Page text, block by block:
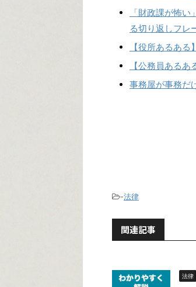
「財政課が怖
る切り返しフレ
【役所あるあ
【公務員ある
事務屋が事務だ
-法律
関連記事
法律